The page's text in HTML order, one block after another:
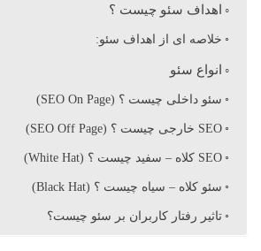
ت
س
اهداف سئو چیست ؟
خلاصه ای از اهداف سئو:
انواع سئو
سئو داخلی چیست ؟ (SEO On Page)
SEO خارجی چیست ؟ (SEO Off Page)
SEO کلاه – سفيد چیست ؟ (White Hat)
سئو کلاه – سیاه چیست ؟ (Black Hat)
تاثیر رفتار کاربران بر سئو چیست؟